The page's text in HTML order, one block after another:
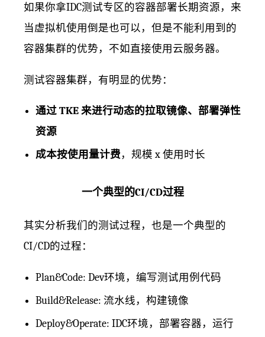
如果你拿IDC测试专区的容器部署长期资源，来
当虚拟机使用倒是也可以，但是不能利用到的
容器集群的优势，不如直接使用云服务器。
测试容器集群，有明显的优势：
通过 TKE 来进行动态的拉取镜像、部署弹性
资源
成本按使用量计费 ，规模 x 使用时长
一个典型的CI/CD过程
其实分析我们的测试过程，也是一个典型的
CI/CD的过程：
Plan&Code: Dev环境，编写测试用例代码
Build&Release: 流水线，构建镜像
Deploy&Operate: IDC环境，部署容器，运行